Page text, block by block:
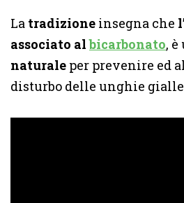
La tradizione insegna che
associato albicarbonato,
naturale per prevenire ed
disturbo delle unghie